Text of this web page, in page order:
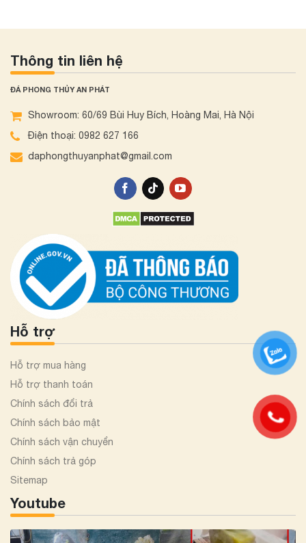
Thông tin liên hệ
ĐÁ PHONG THỦY AN PHÁT
Showroom: 60/69 Bùi Huy Bích, Hoàng Mai, Hà Nội
Điện thoại: 0982 627 166
daphongthuyanphat@gmail.com
Hỗ trợ
Hỗ trợ mua hàng
Hỗ trợ thanh toán
Chính sách đổi trả
Chính sách bảo mật
Chính sách vận chuyển
Chính sách trả góp
Sitemap
Youtube